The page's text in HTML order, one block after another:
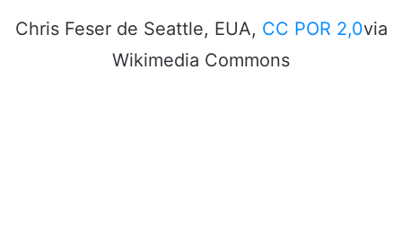
Chris Feser de Seattle, EUA, CC POR 2,0via
Wikimedia Commons